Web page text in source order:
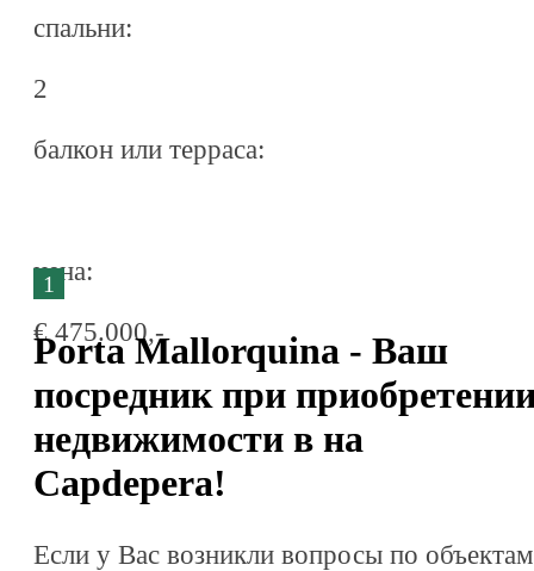
спальни:
2
балкон или терраса:
ценa:
€ 475.000,-
1
Porta Mallorquina - Ваш
посредник при
недвижимости в на
Capdepera!
Если у Вас возникли вопросы по